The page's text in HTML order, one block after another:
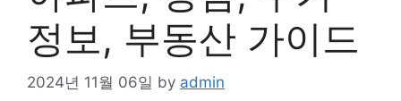
정보, 부동산 가이드
2024년 11월 06일 by admin